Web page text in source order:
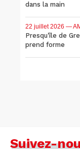
dans la main
22 juillet 2026 —
Presqu'île de
prend forme
Suivez-